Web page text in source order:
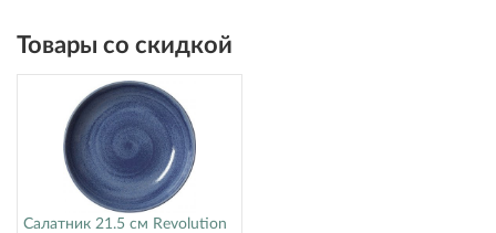
Товары со скидкой
Салатник 21.5 см Revolution